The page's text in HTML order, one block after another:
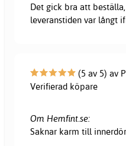
Det gick bra att
leveranstiden var långt
(5 av 5) av
Verifierad köpare
Om Hemfint.se:
Saknar karm till